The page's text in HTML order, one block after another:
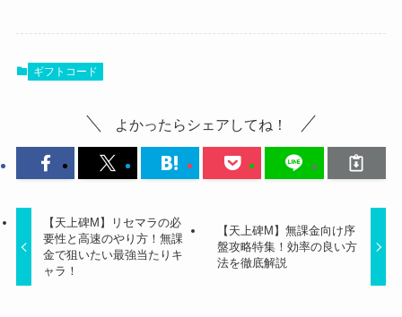
ギフトコード
よかったらシェアしてね！
【天上碑M】リセマラの必
要性と高速のやり方！無課
金で狙いたい最強当たりキ
ャラ！
【天上碑M】無課金向け序
盤攻略特集！効率の良い方
法を徹底解説